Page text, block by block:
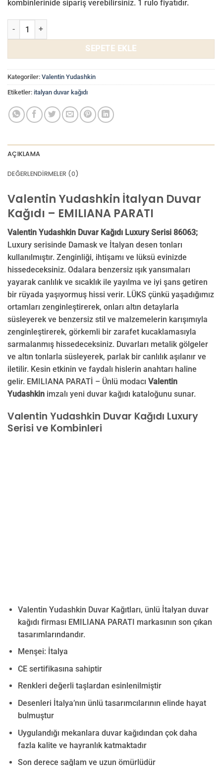
kombinlerinide sipariş verebilirsiniz. 1 rulo fiyatıdır.
Valentin Yudashkin Duvar Kağıdı 86063 adet
SEPETE EKLE
Kategoriler: Valentin Yudashkin
Etiketler: italyan duvar kağıdı
AÇIKLAMA
DEĞERLENDIRMELER (0)
Valentin Yudashkin İtalyan Duvar
Kağıdı – EMILIANA PARATI
Valentin Yudashkin Duvar Kağıdı Luxury Serisi 86063;
Luxury serisinde Damask ve İtalyan desen tonları
kullanılmıştır. Zenginliği, ihtişamı ve lüksü evinizde
hissedeceksiniz. Odalara benzersiz ışık yansımaları
yayarak canlılık ve sıcaklık ile yayılma ve iyi şans getiren
bir rüyada yaşıyormuş hissi verir. LÜKS çünkü yaşadığımız
ortamları zenginleştirerek, onları altın detaylarla
süsleyerek ve benzersiz stil ve malzemelerin karışımıyla
zenginleştirerek, görkemli bir zarafet kucaklamasıyla
sarmalanmış hissedeceksiniz. Duvarları metalik gölgeler
ve altın tonlarla süsleyerek, parlak bir canlılık aşılanır ve
iletilir. Kesin etkinin ve faydalı hislerin anahtarı haline
gelir. EMILIANA PARATİ – Ünlü modacı Valentin
Yudashkin imzalı yeni duvar kağıdı kataloğunu sunar.
Valentin Yudashkin Duvar Kağıdı Luxury
Serisi ve Kombinleri
Valentin Yudashkin Duvar Kağıtları, ünlü İtalyan duvar
kağıdı firması EMILIANA PARATI markasının son çıkan
tasarımlarındandır.
Menşei: İtalya
CE sertifikasına sahiptir
Renkleri değerli taşlardan esinlenilmiştir
Desenleri İtalya’nın ünlü tasarımcılarının elinde hayat
bulmuştur
Uygulandığı mekanlara duvar kağıdından çok daha
fazla kalite ve hayranlık katmaktadır
Son derece sağlam ve uzun ömürlüdür